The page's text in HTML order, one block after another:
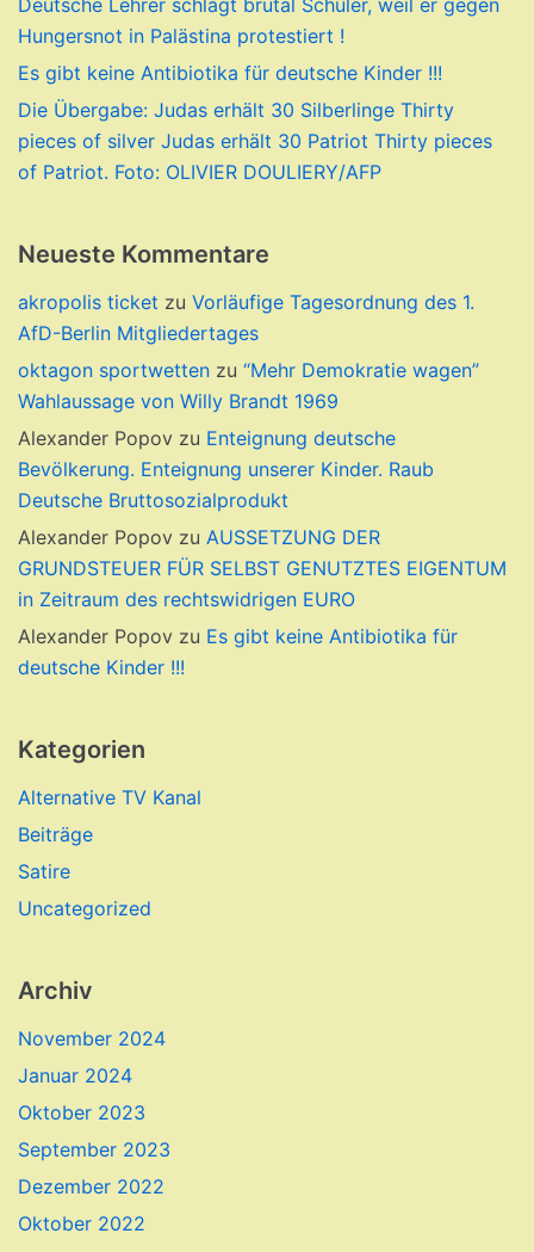
Deutsche Lehrer schlägt brutal Schüler, weil er gegen
Hungersnot in Palästina protestiert !
Es gibt keine Antibiotika für deutsche Kinder !!!
Die Übergabe: Judas erhält 30 Silberlinge Thirty
pieces of silver Judas erhält 30 Patriot Thirty pieces
of Patriot. Foto: OLIVIER DOULIERY/AFP
Neueste Kommentare
akropolis ticket zu Vorläufige Tagesordnung des 1.
AfD-Berlin Mitgliedertages
oktagon sportwetten zu “Mehr Demokratie wagen”
Wahlaussage von Willy Brandt 1969
Alexander Popov zu Enteignung deutsche
Bevölkerung. Enteignung unserer Kinder. Raub
Deutsche Bruttosozialprodukt
Alexander Popov zu AUSSETZUNG DER
GRUNDSTEUER FÜR SELBST GENUTZTES EIGENTUM
in Zeitraum des rechtswidrigen EURO
Alexander Popov zu Es gibt keine Antibiotika für
deutsche Kinder !!!
Kategorien
Alternative TV Kanal
Beiträge
Satire
Uncategorized
Archiv
November 2024
Januar 2024
Oktober 2023
September 2023
Dezember 2022
Oktober 2022